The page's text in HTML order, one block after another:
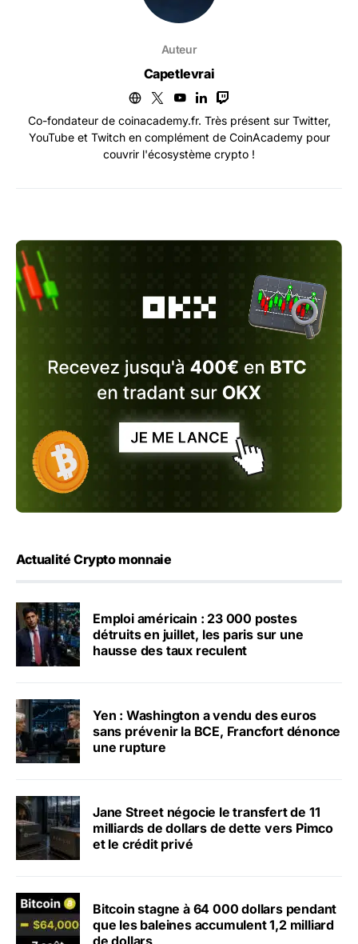
Auteur
Capetlevrai
Co-fondateur de coinacademy.fr. Très présent sur Twitter,
YouTube et Twitch en complément de CoinAcademy pour
couvrir l'écosystème crypto !
Actualité Crypto monnaie
Emploi américain : 23 000 postes
détruits en juillet, les paris sur une
hausse des taux reculent
Yen : Washington a vendu des euros
sans prévenir la BCE, Francfort dénonce
une rupture
Jane Street négocie le transfert de 11
milliards de dollars de dette vers Pimco
et le crédit privé
Bitcoin stagne à 64 000 dollars pendant
que les baleines accumulent 1,2 milliard
de dollars